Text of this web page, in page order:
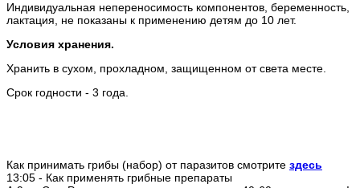
Индивидуальная непереносимость компонентов, беременность,
лактация, не показаны к применению детям до 10 лет.
Условия хранения.
Хранить в сухом, прохладном, защищенном от света месте.
Срок годности - 3 года.
Как принимать грибы (набор) от паразитов смотрите здесь
13:05 - Как применять грибные препараты